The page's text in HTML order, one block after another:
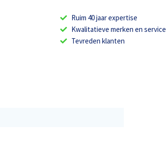
Ruim 40 jaar expertise
Kwalitatieve merken en service
Tevreden klanten